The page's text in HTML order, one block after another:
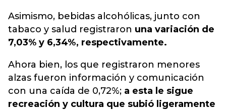
Asimismo, bebidas alcohólicas, junto con
tabaco y salud registraron una variación de
7,03% y 6,34%, respectivamente.
Ahora bien, los que registraron menores
alzas fueron información y comunicación
con una caída de 0,72%; a esta le sigue
recreación y cultura que subió ligeramente